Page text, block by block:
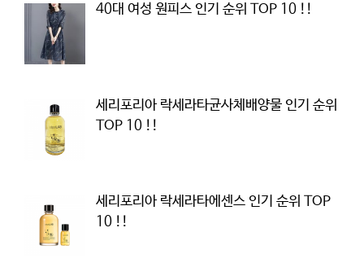
40대 여성 원피스 인기 순위 TOP 10 !!
세리포리아 락세라타균사체배양물 인기 순위
TOP 10 !!
세리포리아 락세라타에센스 인기 순위 TOP
10 !!